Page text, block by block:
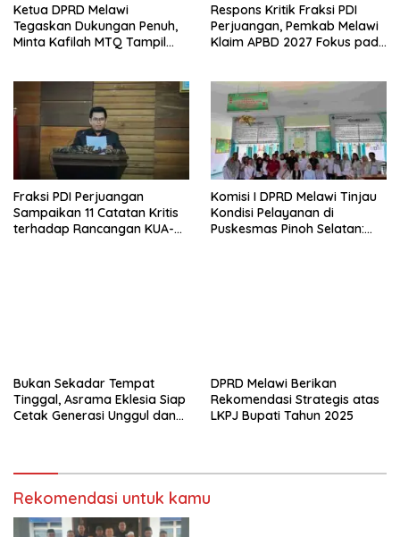
Ketua DPRD Melawi
Tegaskan Dukungan Penuh,
Minta Kafilah MTQ Tampil
Respons Kritik Fraksi PDI
Perjuangan, Pemkab Melawi
Klaim APBD 2027 Fokus pada
Fraksi PDI Perjuangan
Sampaikan 11 Catatan Kritis
terhadap Rancangan KUA-
Komisi I DPRD Melawi Tinjau
Kondisi Pelayanan di
Puskesmas Pinoh Selatan:
Bukan Sekadar Tempat
Tinggal, Asrama Eklesia Siap
Cetak Generasi Unggul dan
DPRD Melawi Berikan
Rekomendasi Strategis atas
LKPJ Bupati Tahun 2025
Rekomendasi untuk kamu